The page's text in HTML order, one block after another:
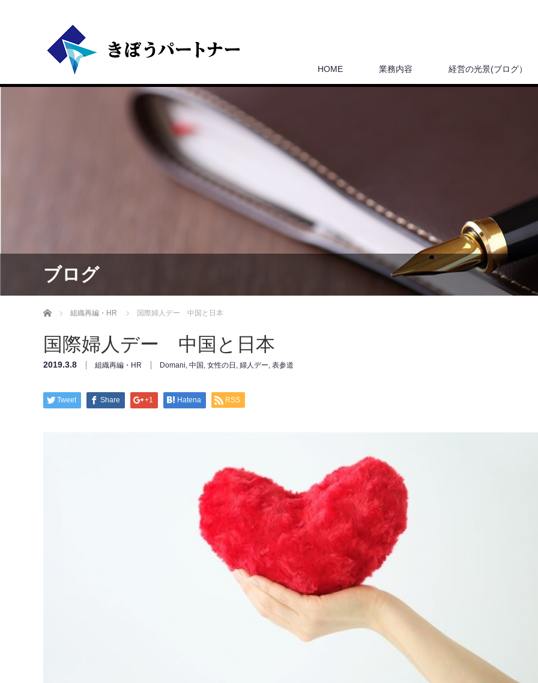
HOME 業務内容 経営の光景(ブログ）
ブログ
ホーム 組織再編・HR 国際婦人デー 中国と日本
国際婦人デー 中国と日本
2019.3.8 組織再編・HR Domani 中国 女性の日 婦人デー 表参道
Tweet Share +1 Hatena RSS